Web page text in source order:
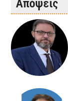
Απόψεις